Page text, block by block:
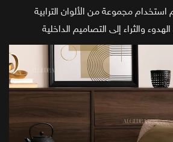
مجموعة من الألوان الترابية